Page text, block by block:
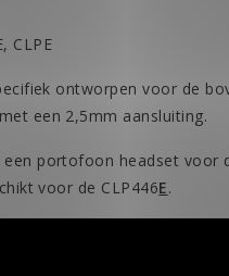
CLPE
ontworpen voor de
een 2,5mm aansluiting.
portofoon headset voor
voor de CLP446E.